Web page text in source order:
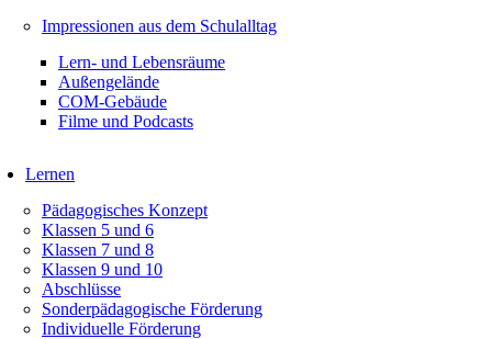
Impressionen aus dem Schulalltag
Lern- und Lebensräume
Außengelände
COM-Gebäude
Filme und Podcasts
Lernen
Pädagogisches Konzept
Klassen 5 und 6
Klassen 7 und 8
Klassen 9 und 10
Abschlüsse
Sonderpädagogische Förderung
Individuelle Förderung